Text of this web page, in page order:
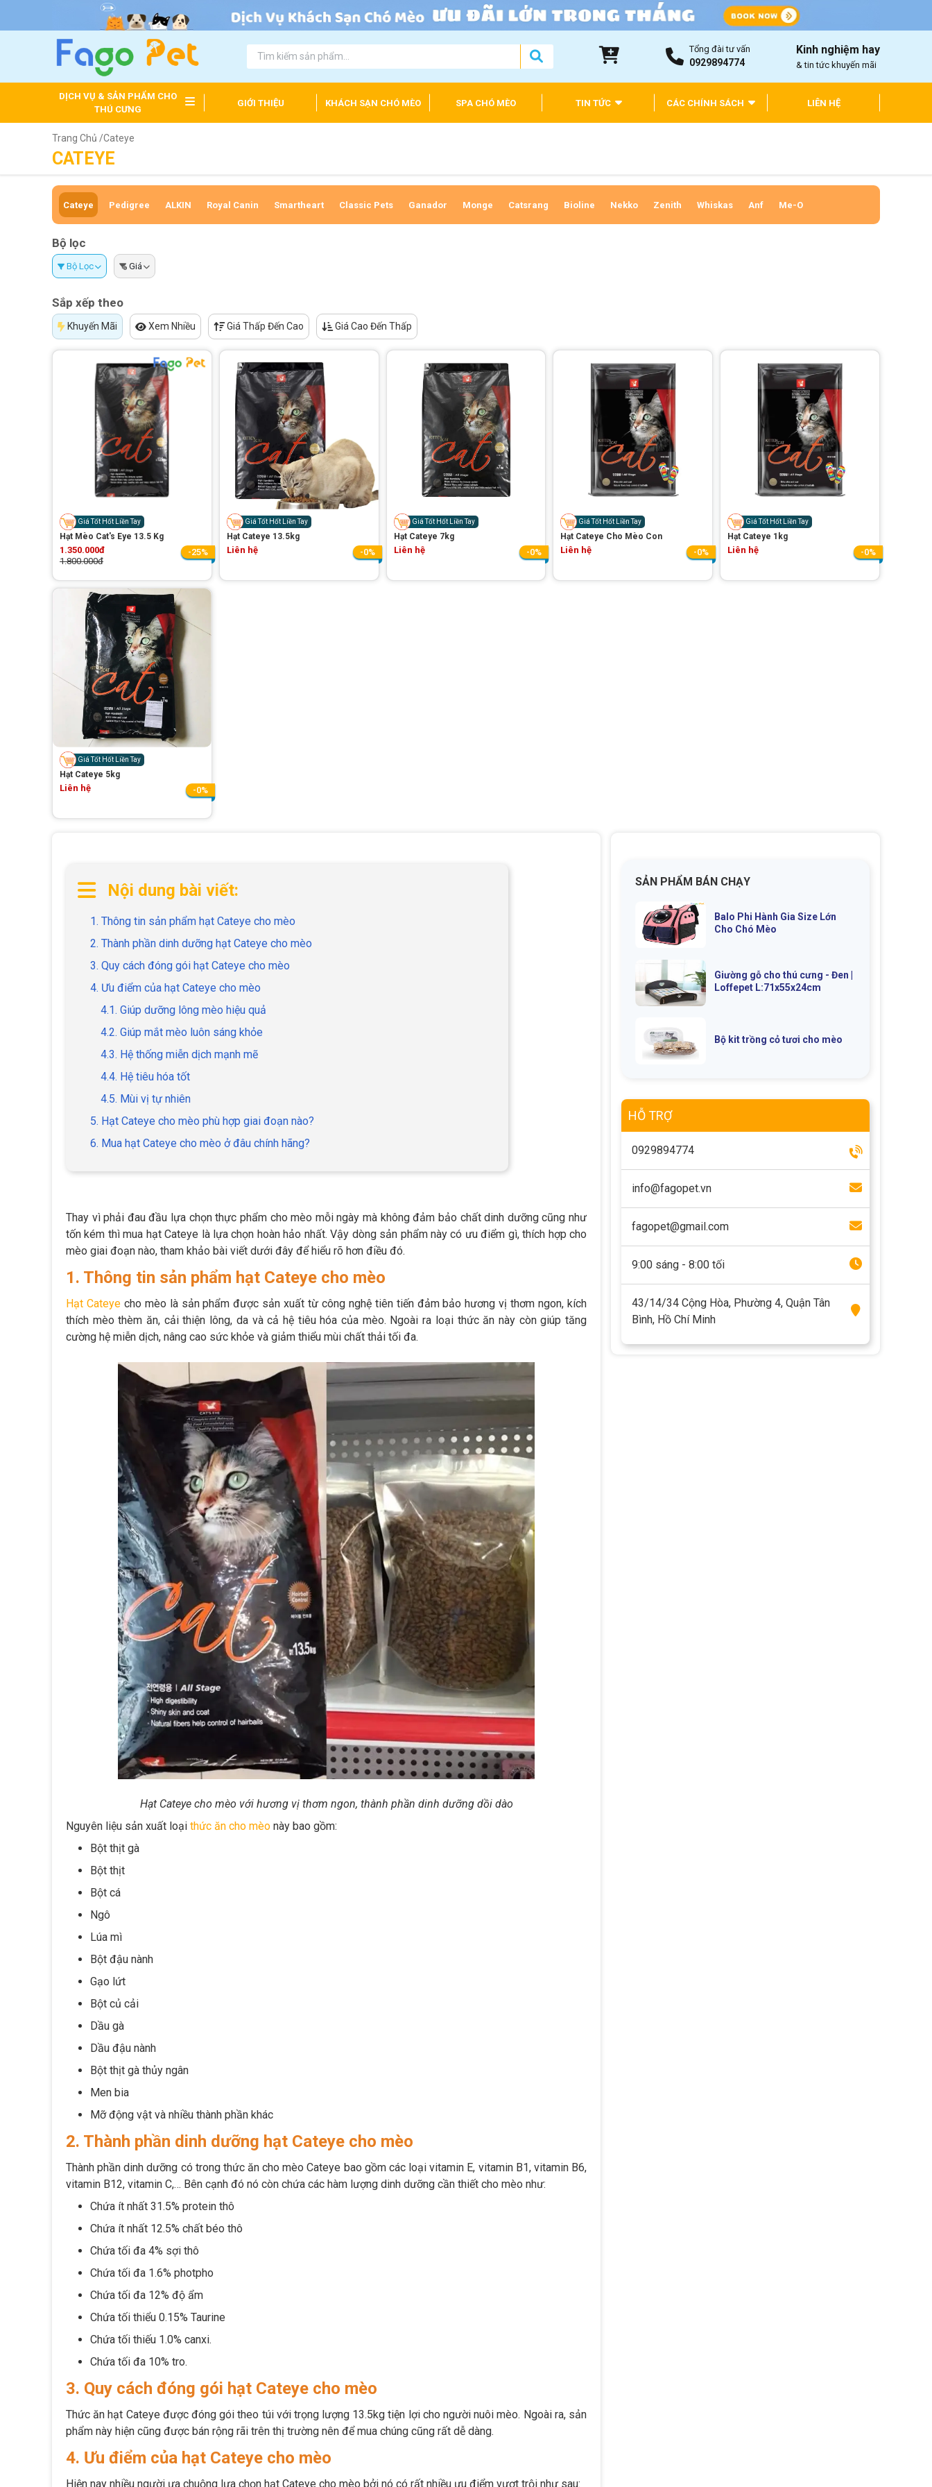
Tổng đài tư vấn
0929894774
Kinh nghiệm hay
& tin tức khuyến mãi
DỊCH VỤ & SẢN PHẨM CHO
THÚ CƯNG
GIỚI THIỆU KHÁCH SẠN CHÓ MÈO SPA CHÓ MÈO TIN TỨC CÁC CHÍNH SÁCH LIÊN HỆ
Trang Chủ /Cateye
CATEYE
Cateye Pedigree ALKIN Royal Canin Smartheart Classic Pets Ganador Monge Catsrang Bioline Nekko Zenith Whiskas Anf Me-O
Bộ lọc
Bộ Lọc Giá
Sắp xếp theo
Khuyến Mãi Xem Nhiều Giá Thấp Đến Cao Giá Cao Đến Thấp
Giá Tốt Hốt Liền Tay
Hạt Mèo Cat's Eye 13.5 Kg
1.350.000đ
1.800.000đ
-25%
Giá Tốt Hốt Liền Tay
Hạt Cateye 13.5kg
Liên hệ -0%
Giá Tốt Hốt Liền Tay
Hạt Cateye 7kg
Liên hệ -0%
Giá Tốt Hốt Liền Tay
Hạt Cateye Cho Mèo Con
Liên hệ -0%
Giá Tốt Hốt Liền Tay
Hạt Cateye 1kg
Liên hệ -0%
Giá Tốt Hốt Liền Tay
Hạt Cateye 5kg
Liên hệ -0%
Nội dung bài viết:
1. Thông tin sản phẩm hạt Cateye cho mèo
2. Thành phần dinh dưỡng hạt Cateye cho mèo
3. Quy cách đóng gói hạt Cateye cho mèo
4. Ưu điểm của hạt Cateye cho mèo
4.1. Giúp dưỡng lông mèo hiệu quả
4.2. Giúp mắt mèo luôn sáng khỏe
4.3. Hệ thống miễn dịch mạnh mẽ
4.4. Hệ tiêu hóa tốt
4.5. Mùi vị tự nhiên
5. Hạt Cateye cho mèo phù hợp giai đoạn nào?
6. Mua hạt Cateye cho mèo ở đâu chính hãng?
Thay vì phải đau đầu lựa chọn thực phẩm cho mèo mỗi ngày mà không đảm bảo chất dinh dưỡng cũng như
tốn kém thì mua hạt Cateye là lựa chọn hoàn hảo nhất. Vậy dòng sản phẩm này có ưu điểm gì, thích hợp cho
mèo giai đoạn nào, tham khảo bài viết dưới đây để hiểu rõ hơn điều đó.
1. Thông tin sản phẩm hạt Cateye cho mèo
Hạt Cateyecho mèo là sản phẩm được sản xuất từ công nghệ tiên tiến đảm bảo hương vị thơm ngon, kích
thích mèo thèm ăn, cải thiện lông, da và cả hệ tiêu hóa của mèo. Ngoài ra loại thức ăn này còn giúp tăng
cường hệ miễn dịch, nâng cao sức khỏe và giảm thiểu mùi chất thải tối đa.
Hạt Cateye cho mèo với hương vị thơm ngon, thành phần dinh dưỡng dồi dào
Nguyên liệu sản xuất loại thức ăn cho mèo này bao gồm:
Bột thịt gà
Bột thịt
Bột cá
Ngô
Lúa mì
Bột đậu nành
Gạo lứt
Bột củ cải
Dầu gà
Dầu đậu nành
Bột thịt gà thủy ngân
Men bia
Mỡ động vật và nhiều thành phần khác
2. Thành phần dinh dưỡng hạt Cateye cho mèo
Thành phần dinh dưỡng có trong thức ăn cho mèo Cateye bao gồm các loại vitamin E, vitamin B1, vitamin B6,
vitamin B12, vitamin C,… Bên cạnh đó nó còn chứa các hàm lượng dinh dưỡng cần thiết cho mèo như:
Chứa ít nhất 31.5% protein thô
Chứa ít nhất 12.5% chất béo thô
Chứa tối đa 4% sợi thô
Chứa tối đa 1.6% photpho
Chứa tối đa 12% độ ẩm
Chứa tối thiểu 0.15% Taurine
Chứa tối thiếu 1.0% canxi.
Chứa tối đa 10% tro.
3. Quy cách đóng gói hạt Cateye cho mèo
Thức ăn hạt Cateye được đóng gói theo túi với trọng lượng 13.5kg tiện lợi cho người nuôi mèo. Ngoài ra, sản
phẩm này hiện cũng được bán rộng rãi trên thị trường nên để mua chúng cũng rất dễ dàng.
4. Ưu điểm của hạt Cateye cho mèo
Hiện nay nhiều người ưa chuộng lựa chọn hạt Cateye cho mèo bởi nó có rất nhiều ưu điểm vượt trội như sau:
SẢN PHẨM BÁN CHẠY
Balo Phi Hành Gia Size Lớn
Cho Chó Mèo
Giường gỗ cho thú cưng - Đen |
Loffepet L:71x55x24cm
Bộ kit trồng cỏ tươi cho mèo
HỖ TRỢ
0929894774
info@fagopet.vn
fagopet@gmail.com
9:00 sáng - 8:00 tối
43/14/34 Cộng Hòa, Phường 4, Quận Tân
Bình, Hồ Chí Minh